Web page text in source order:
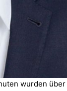
wurden über